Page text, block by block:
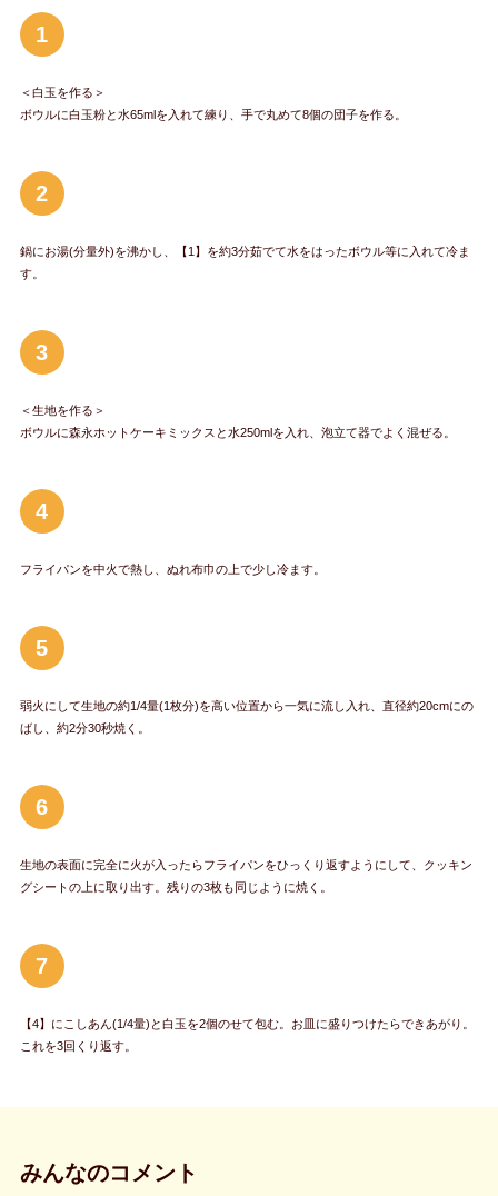
1
＜白玉を作る＞
ボウルに白玉粉と水65mlを入れて練り、手で丸めて8個の団子を作る。
2
鍋にお湯(分量外)を沸かし、【1】を約3分茹でて水をはったボウル等に入れて冷ま
す。
3
＜生地を作る＞
ボウルに森永ホットケーキミックスと水250mlを入れ、泡立て器でよく混ぜる。
4
フライパンを中火で熱し、ぬれ布巾の上で少し冷ます。
5
弱火にして生地の約1/4量(1枚分)を高い位置から一気に流し入れ、直径約20cmにの
ばし、約2分30秒焼く。
6
生地の表面に完全に火が入ったらフライパンをひっくり返すようにして、クッキン
グシートの上に取り出す。残りの3枚も同じように焼く。
7
【4】にこしあん(1/4量)と白玉を2個のせて包む。お皿に盛りつけたらできあがり。
これを3回くり返す。
みんなのコメント